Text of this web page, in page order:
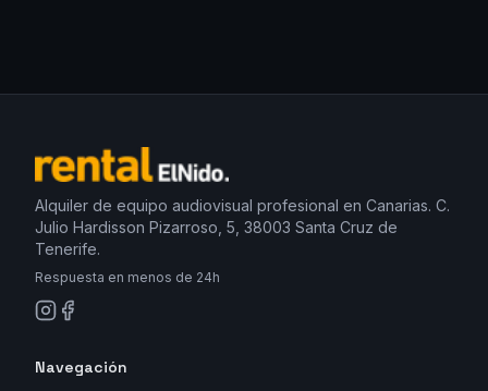
Alquiler de equipo audiovisual profesional en Canarias. C.
Julio Hardisson Pizarroso, 5, 38003 Santa Cruz de
Tenerife.
Respuesta en menos de 24h
Navegación